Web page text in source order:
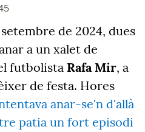
de 2024, dues
a un xalet de
futbolista Rafa Mir, a
de festa. Hores
anar-se'n d'allà
patia un fort episodi